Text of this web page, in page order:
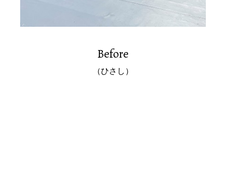
Before
（ひさし）